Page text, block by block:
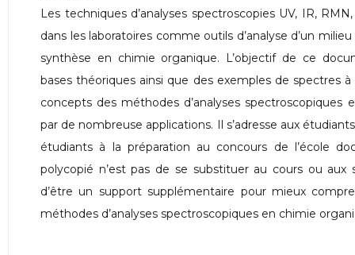
Les techniques d’analyses spectroscopies UV, IR,
dans les laboratoires comme outils d’analyse d’un
synthèse en chimie organique. L’objectif de ce
bases théoriques ainsi que des exemples de spectres
concepts des méthodes d’analyses
par de nombreuse applications. Il s’adresse aux
étudiants à la préparation au concours de l’école
polycopié n’est pas de se substituer au cours ou
d’être un support supplémentaire pour mieux
méthodes d’analyses spectroscopiques en chimie